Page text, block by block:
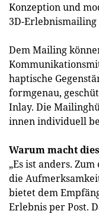
Konzeption und
3D-
Dem Mailing
haptische
formgenau,
Inlay. Die
innen individuell
Warum macht
„Es ist anders.
die
bietet dem
Erlebnis per Post.